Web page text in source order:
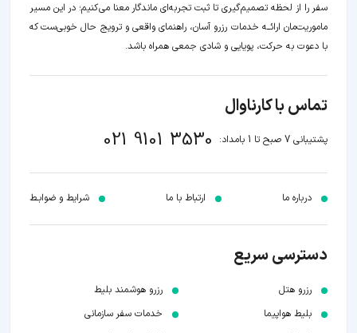
سفر را از لحظه‌ تصمیم‌گیری تا ثبت تجربه‌ای ماندگار معنا می‌کنیم؛ در این مسیر‍
ماموریت‌مان اراﺋــﻪ خدمات رزرو آسان، راهنمای واقعی و ترویج حال خوبی‌ست که
با دعوت به حرکت، پویایی و شادی جمعی همراه باشد.
تماس با کارناوال
پشتیبانی 7 صبح تا 1 بامداد: 021 9101 3530
درباره ما ارتباط با ما شرایط و ضوابـط
دسترسی سریع
رزرو هتل
بلیط هواپیما
رزرو هوشمند بلیط
خدمات سفر سازمانی